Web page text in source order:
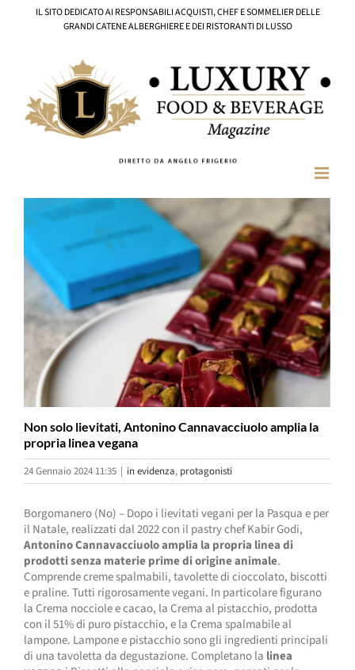
IL SITO DEDICATO AI RESPONSABILI ACQUISTI, CHEF E SOMMELIER DELLE
GRANDI CATENE ALBERGHIERE E DEI RISTORANTI DI LUSSO
Ingrandisci
immagine
Non solo lievitati, Antonino Cannavacciuolo amplia la
propria linea vegana
24 Gennaio 2024 11:35 | in evidenza, protagonisti
Borgomanero (No) – Dopo i lievitati vegani per la Pasqua e per
il Natale, realizzati dal 2022 con il pastry chef Kabir Godi,
Antonino Cannavacciuolo amplia la propria linea di
prodotti senza materie prime di origine animale.
Comprende creme spalmabili, tavolette di cioccolato, biscotti
e praline. Tutti rigorosamente vegani. In particolare figurano
la Crema nocciole e cacao, la Crema al pistacchio, prodotta
con il 51% di puro pistacchio, e la Crema spalmabile al
lampone. Lampone e pistacchio sono gli ingredienti principali
di una tavoletta da degustazione. Completano la linea